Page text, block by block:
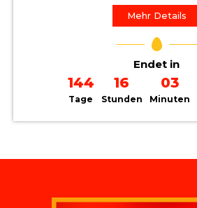
Mehr Details
Endet in
144
Tage
16
Stunden
03
Minuten